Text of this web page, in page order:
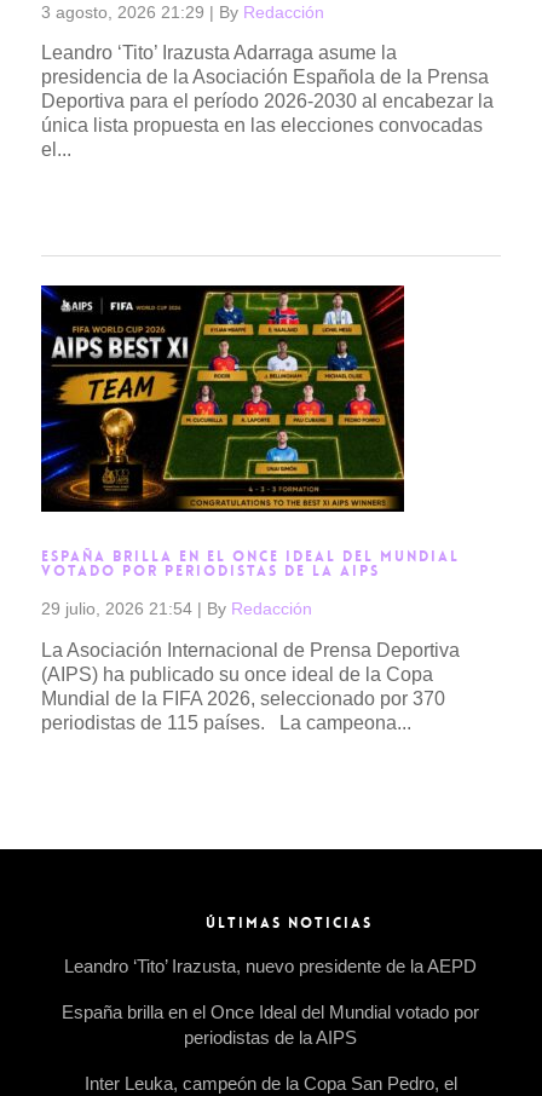
3 agosto, 2026 21:29 | By Redacción
Leandro ‘Tito’ Irazusta Adarraga asume la
presidencia de la Asociación Española de la Prensa
Deportiva para el período 2026-2030 al encabezar la
única lista propuesta en las elecciones convocadas
el...
ESPAÑA BRILLA EN EL ONCE IDEAL DEL MUNDIAL
VOTADO POR PERIODISTAS DE LA AIPS
29 julio, 2026 21:54 | By Redacción
La Asociación Internacional de Prensa Deportiva
(AIPS) ha publicado su once ideal de la Copa
Mundial de la FIFA 2026, seleccionado por 370
periodistas de 115 países. La campeona...
ÚLTIMAS NOTICIAS
Leandro ‘Tito’ Irazusta, nuevo presidente de la AEPD
España brilla en el Once Ideal del Mundial votado por
periodistas de la AIPS
Inter Leuka, campeón de la Copa San Pedro, el